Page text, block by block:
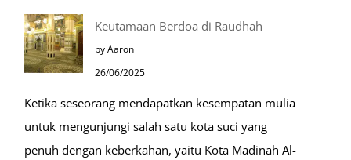
di
Eropa
Keutamaan Berdoa di Raudhah
by Aaron
26/06/2025
Ketika seseorang mendapatkan kesempatan mulia
untuk mengunjungi salah satu kota suci yang
penuh dengan keberkahan, yaitu Kota Madinah Al-